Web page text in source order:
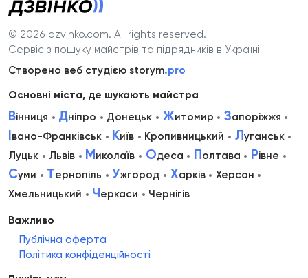
© 2026 dzvinko.com. All rights reserved.
Сервіс з пошуку майстрів та підрядників в Україні
Створено веб студією storym.pro
Основні міста, де шукають майстра
Вінниця Дніпро Донецьк Житомир Запоріжжя
Івано-Франківськ Київ Кропивницький Луганськ
Луцьк
Львів Миколаїв Одеса Полтава Рівне
Суми Тернопіль Ужгород Харків
Херсон
Хмельницький
Черкаси Чернігів
Важливо
Публічна оферта
Політика конфіденційності